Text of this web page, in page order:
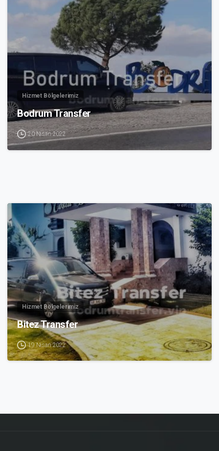
Hizmet Bölgelerimiz
Bodrum Transfer
20 Nisan 2022
3
Hizmet Bölgelerimiz
Bitez Transfer
19 Nisan 2022